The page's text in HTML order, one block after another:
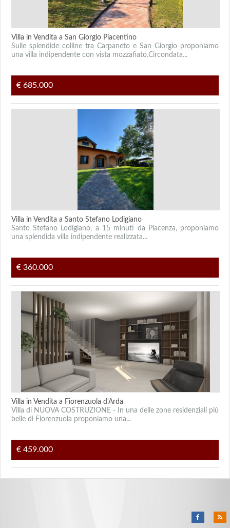
Villa in Vendita a San Giorgio Piacentino
Sulle splendide colline tra Carpaneto e San Giorgio proponiamo
una villa indipendente con vista mozzafiato.Circondata...
€ 685.000
Villa in Vendita a Santo Stefano Lodigiano
Santo Stefano Lodigiano, a 15 minuti da Piacenza, proponiamo
una splendida villa indipendente realizzata...
€ 360.000
Villa in Vendita a Fiorenzuola d'Arda
Villa di NUOVA COSTRUZIONE - In una delle zone residenziali più
belle di Fiorenzuola proponiamo una...
€ 459.000